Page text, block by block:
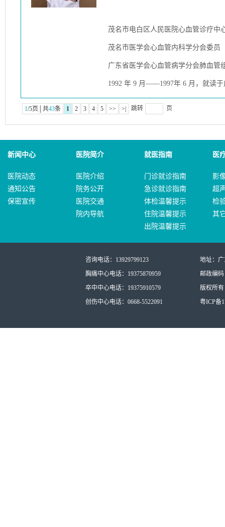
茂名市电白区人民医院心血管诊疗中
茂名市医学会心血管内科学分会委员
广东省医学会心血管病学分会肺血管
1992 年 9 月——1997年 6 月，就读于
1/5页│共43条 1 2 3 4 5 >> >| 跳转 页
新闻中心 医院简介 就医指南 医
医院动态
通知公告
保密宣传
医院介绍
院务公开
医院交通
院内导航
门诊就诊指南
急诊就诊指南
体检温馨提示
住院温馨提示
出院温馨提示
影
超
检
其
咨询电话：13929799123
胸痛中心电话：19375870959
卒中中心电话：19375910579
创伤中心电话：0668-5522091
地址：
邮政编码
版权所
粤ICP备